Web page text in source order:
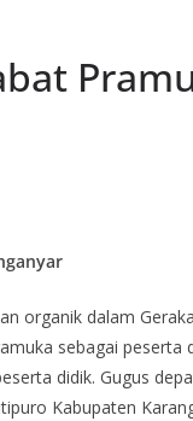
organik dalam
sebagai
didik. Gugus
Kabupaten